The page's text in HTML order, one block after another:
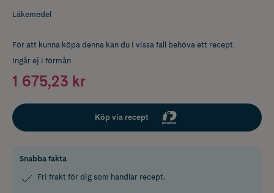
Läkemedel
För att kunna köpa denna kan du i vissa fall behöva ett recept.
Ingår ej i förmån
1 675,23 kr
Köp via recept
Snabba fakta
Fri frakt för dig som handlar recept.